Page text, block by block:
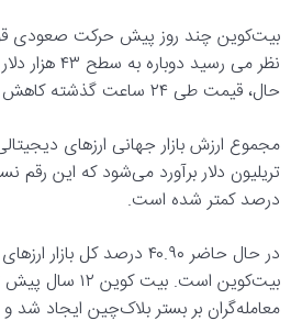
بیت‌کوین چند روز پیش حرکت صعودی
نظر می رسید
حال، قیمت طی ۲۴ ساعت گذشته کاهش یافته است.
درصد کمتر شده است.
در حال حاضر ۴۰.۹۰ درصد کل
بیت‌کوین است.